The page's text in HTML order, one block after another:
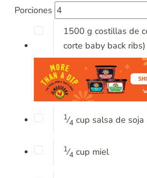
Porciones
1500 g costillas de
corte baby back ribs)
1⁄4 cup salsa de soja
1⁄4 cup miel